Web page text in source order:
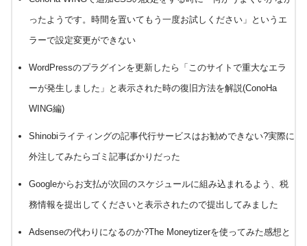
ったようです。時間を置いてもう一度お試しください」というエ
ラーで設定変更ができない
WordPressのプラグインを更新したら「このサイトで重大なエラ
ーが発生しました」と表示された時の復旧方法を解説(ConoHa
WING編)
Shinobiライティングの記事代行サービスはお勧めできない?実際に
外注してみたらゴミ記事ばかりだった
Googleからお支払が次回のスケジュールに組み込まれるよう、税
務情報を提出してくださいと表示されたので提出してみました
Adsenseの代わりになるのか?The Moneytizerを使ってみた感想と